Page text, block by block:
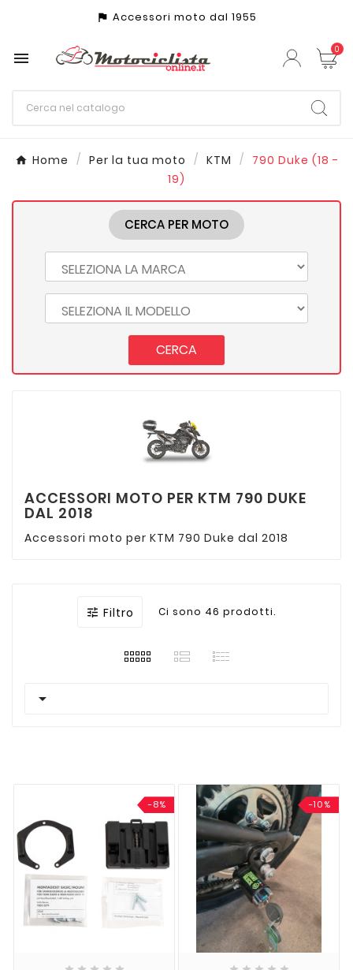
assistant_photo Accessori moto dal 1955
 0
Home Per la tua moto KTM
790 Duke (18 -
19)
CERCA PER MOTO
CERCA
ACCESSORI MOTO PER KTM 790 DUKE
DAL 2018
Accessori moto per KTM 790 Duke dal 2018
 Filtro Ci sono 46 prodotti.

-8% -10%